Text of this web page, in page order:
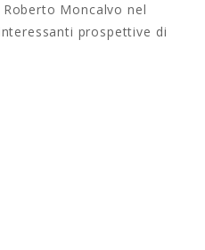
Moncalvo nel
prospettive di